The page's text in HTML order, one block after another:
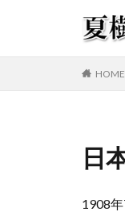
HOME
日
1908